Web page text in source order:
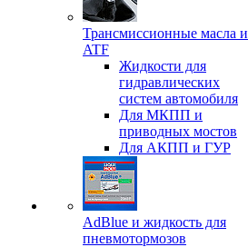
Трансмиссионные масла и
ATF
Жидкости для
гидравлических
систем автомобиля
Для МКПП и
приводных мостов
Для АКПП и ГУР
AdBlue и жидкость для
пневмотормозов